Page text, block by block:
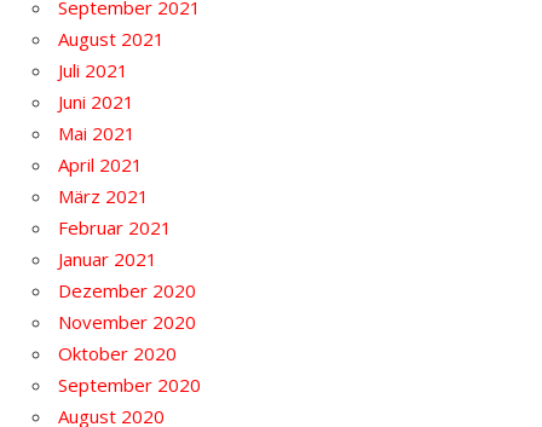
September 2021
August 2021
Juli 2021
Juni 2021
Mai 2021
April 2021
März 2021
Februar 2021
Januar 2021
Dezember 2020
November 2020
Oktober 2020
September 2020
August 2020